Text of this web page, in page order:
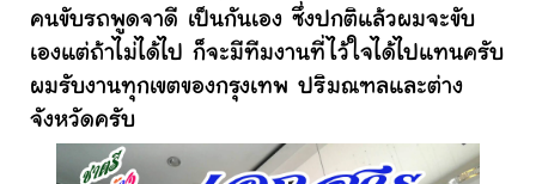
คนขับรถพูดจาดี เป็นกันเอง ซึ่งปกติแล้วผมจะขับ
เองแต่ถ้าไม่ได้ไป ก็จะมีทีมงานที่ไว้ใจได้ไปแทนครับ
ผมรับงานทุกเขตของกรุงเทพ ปริมณฑลและต่าง
จังหวัดครับ